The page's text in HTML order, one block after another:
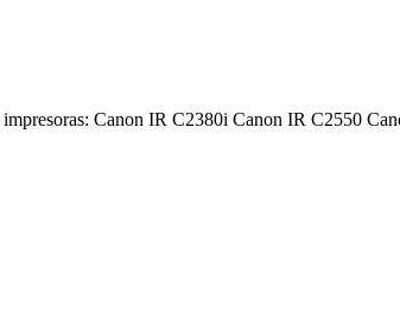
Canon IR C2380i Canon IR C2550